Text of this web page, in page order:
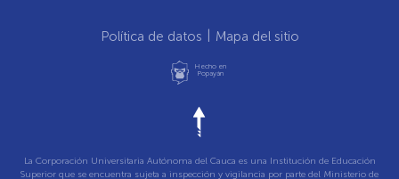
Política de datos Mapa del sitio
Hecho en
Popayán
La Corporación Universitaria Autónoma del Cauca es una Institución de Educación
Superior que se encuentra sujeta a inspección y vigilancia por parte del Ministerio de